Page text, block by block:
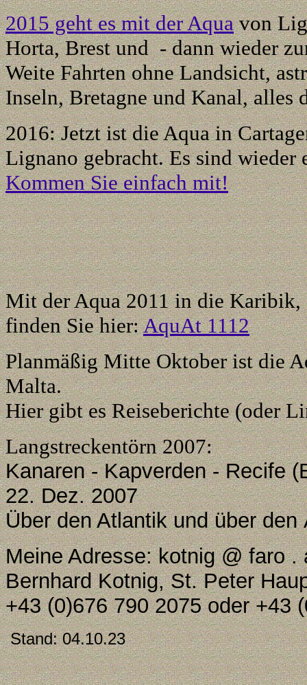
2015 geht es mit der Aquavon
Horta, Brest und - dann wieder
Weite Fahrten ohne Landsicht,
Inseln, Bretagne und Kanal, alles
2016: Jetzt ist die Aqua in
Lignano gebracht. Es sind wieder
Kommen Sie einfach mit!
Mit der Aqua2011in die Karibik,
finden Sie hier:AquAt 1112
Planmäßig Mitte Oktober ist die
Malta.
Hier gibt es Reiseberichte (oder
Langstreckentörn 2007:
Kanaren - Kapverden - Recife
22. Dez. 2007
Über den Atlantik und über
Meine Adresse: kotnig @ faro .
Bernhard Kotnig, St. Peter
+43 (0)676 790 2075 oder +43
Stand:04.10.23